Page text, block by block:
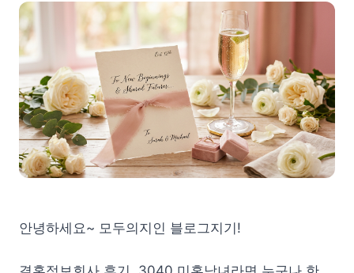
안녕하세요~ 모두의지인 블로그지기!